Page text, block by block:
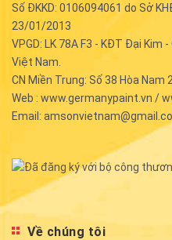
Số ĐKKD: 0106094061 do Sở
23/01/2013
VPGD: LK 78A F3 - KĐT Đại Kim
Việt Nam.
CN Miền Trung: Số 38 Hòa Nam
Web : www.germanypaint.vn /
Email:
Về chúng tôi